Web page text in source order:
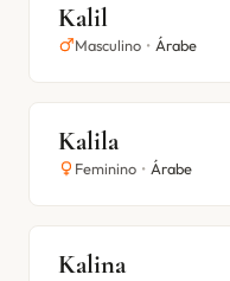
Kalil
Masculino • Árabe
Kalila
Feminino • Árabe
Kalina